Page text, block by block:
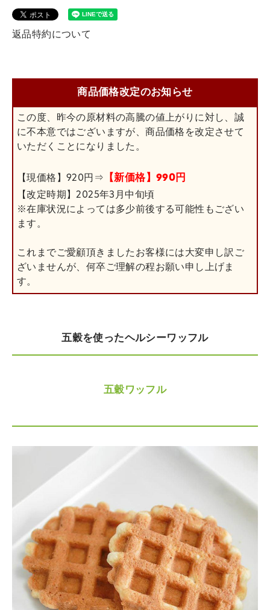
返品特約について
商品価格改定のお知らせ
この度、昨今の原材料の高騰の値上がりに対し、誠
に不本意ではございますが、商品価格を改定させて
いただくことになりました。
【現価格】920円⇒ 【新価格】990円
【改定時期】2025年3月中旬頃
※在庫状況によっては多少前後する可能性もござい
ます。
これまでご愛顧頂きましたお客様には大変申し訳ご
ざいませんが、何卒ご理解の程お願い申し上げま
す。
五穀を使ったヘルシーワッフル
五穀ワッフル